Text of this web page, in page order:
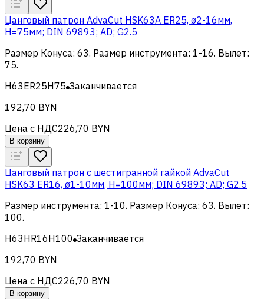
Цанговый патрон AdvaCut HSK63A ER25, ø2-16мм,
H=75мм; DIN 69893; AD; G2.5
Размер Конуса: 63. Размер инструмента: 1-16. Вылет:
75.
H63ER25H75 Заканчивается
192,70 BYN
Цена с НДС226,70 BYN
В корзину
Цанговый патрон c шестигранной гайкой AdvaCut
HSK63 ER16, ø1-10мм, H=100мм; DIN 69893; AD; G2.5
Размер инструмента: 1-10. Размер Конуса: 63. Вылет:
100.
H63HR16H100 Заканчивается
192,70 BYN
Цена с НДС226,70 BYN
В корзину